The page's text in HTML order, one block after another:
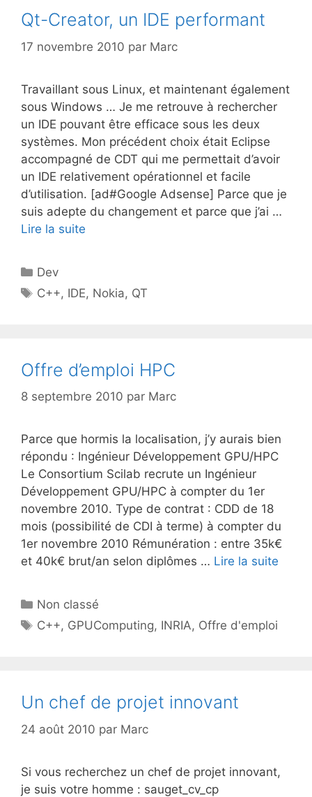
Qt-Creator, un IDE performant
17 novembre 2010 par Marc
Travaillant sous Linux, et maintenant également
sous Windows … Je me retrouve à rechercher
un IDE pouvant être efficace sous les deux
systèmes. Mon précédent choix était Eclipse
accompagné de CDT qui me permettait d’avoir
un IDE relativement opérationnel et facile
d’utilisation. [ad#Google Adsense] Parce que je
suis adepte du changement et parce que j’ai …
Lire la suite
Catégories
Dev
Étiquettes
C++, IDE, Nokia, QT
Offre d’emploi HPC
8 septembre 2010 par Marc
Parce que hormis la localisation, j’y aurais bien
répondu : Ingénieur Développement GPU/HPC
Le Consortium Scilab recrute un Ingénieur
Développement GPU/HPC à compter du 1er
novembre 2010. Type de contrat : CDD de 18
mois (possibilité de CDI à terme) à compter du
1er novembre 2010 Rémunération : entre 35k€
et 40k€ brut/an selon diplômes … Lire la suite
Catégories
Non classé
Étiquettes
C++, GPUComputing, INRIA, Offre d'emploi
Un chef de projet innovant
24 août 2010 par Marc
Si vous recherchez un chef de projet innovant,
je suis votre homme : sauget_cv_cp